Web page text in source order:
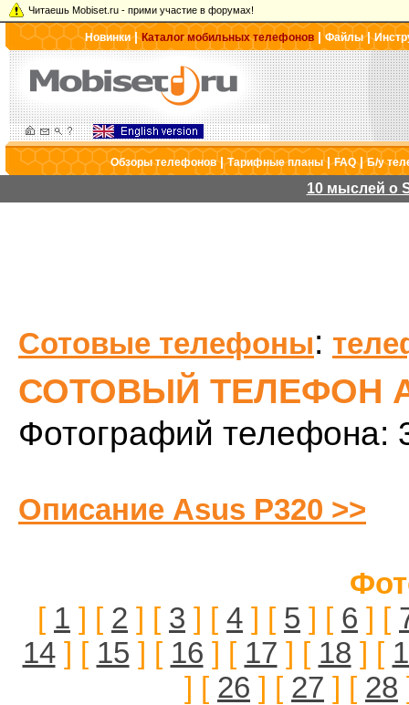
Читаешь Mobiset.ru - прими участие в форумах!
Новинки|Каталог мобильных телефонов |Файлы|
Обзоры телефонов|Тарифные планы|FAQ|Б/у
10 мыслей о
Сотовые телефоны:
СОТОВЫЙ ТЕЛЕФОН
Фотографий телефона:
Описание Asus P320 >>
[ 1 ] [ 2 ] [ 3 ] [ 4 ] [ 5 ] [ 6 ] [
14] [ 15 ] [ 16 ] [ 17 ] [ 18 ] [
] [ 26 ] [ 27 ] [ 28